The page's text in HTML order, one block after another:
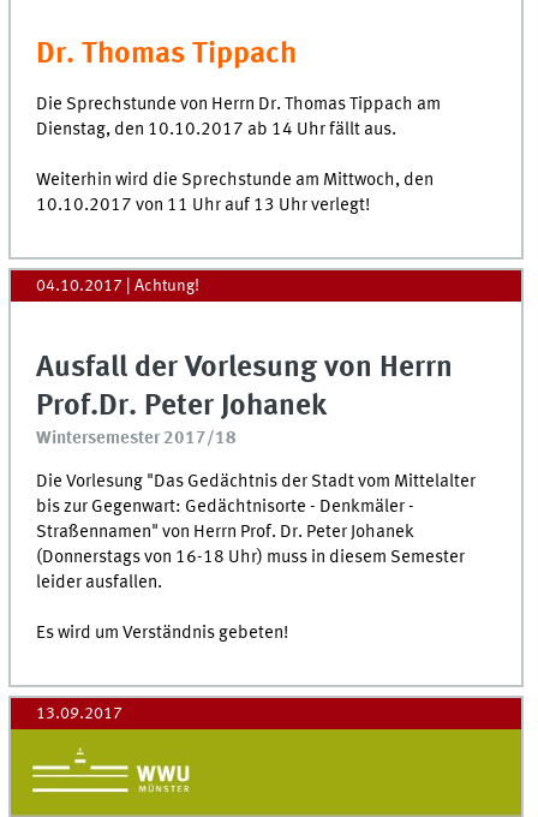
Dr. Thomas Tippach
Die Sprechstunde von Herrn Dr. Thomas Tippach am
Dienstag, den 10.10.2017 ab 14 Uhr fällt aus.
Weiterhin wird die Sprechstunde am Mittwoch, den
10.10.2017 von 11 Uhr auf 13 Uhr verlegt!
04.10.2017 | Achtung!
Ausfall der Vorlesung von Herrn
Prof.Dr. Peter Johanek
Wintersemester 2017/18
Die Vorlesung "Das Gedächtnis der Stadt vom Mittelalter
bis zur Gegenwart: Gedächtnisorte - Denkmäler -
Straßennamen" von Herrn Prof. Dr. Peter Johanek
(Donnerstags von 16-18 Uhr) muss in diesem Semester
leider ausfallen.
Es wird um Verständnis gebeten!
13.09.2017